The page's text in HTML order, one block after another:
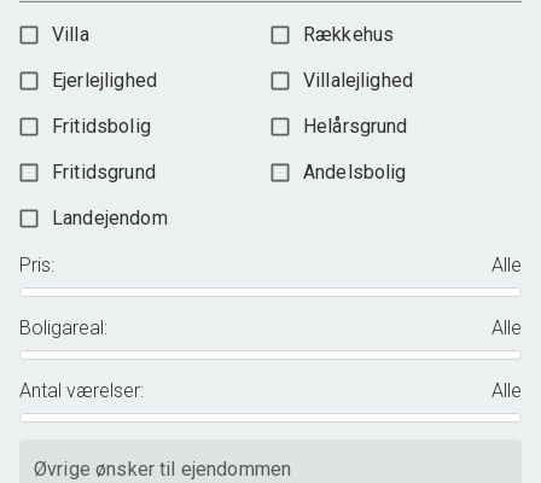
Villa
Rækkehus
Ejerlejlighed
Villalejlighed
Fritidsbolig
Helårsgrund
Fritidsgrund
Andelsbolig
Landejendom
Pris: Alle
Boligareal : Alle
Antal værelser: Alle
Øvrige ønsker til ejendommen